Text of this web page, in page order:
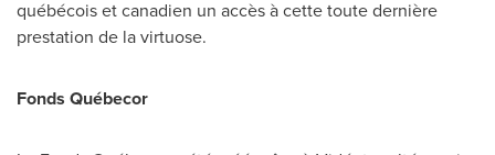
québécois et canadien un accès à cette toute dernière
prestation de la virtuose.
Fonds Québecor